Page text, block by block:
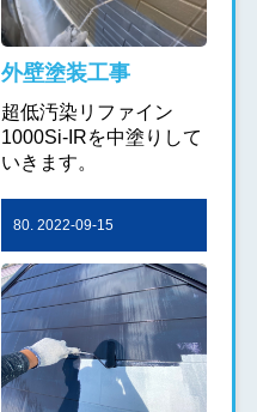
外壁塗装工事
超低汚染リファイン
1000Si-IRを中塗りして
いきます。
80. 2022-09-15